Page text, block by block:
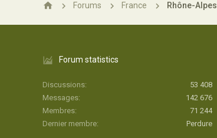
Forums France Rhône-Alpes
Forum statistics
Discussions
53 408
Messages
142 676
Membres
71 244
Dernier membre
Perdure